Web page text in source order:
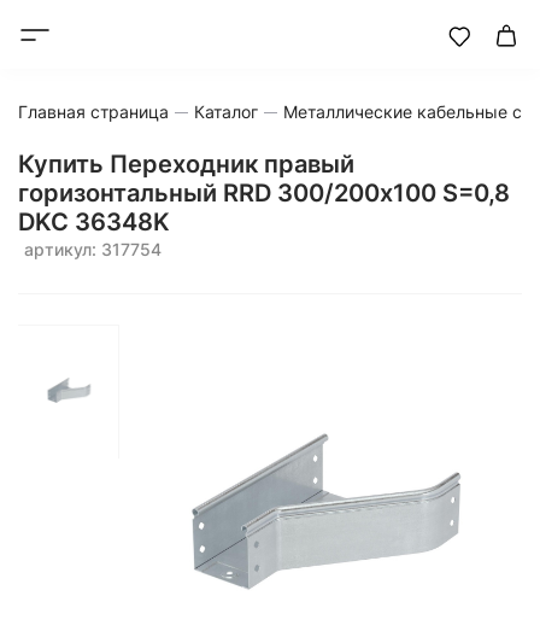
Главная страница Каталог Металлические кабельные
Купить Переходник правый
горизонтальный RRD 300/200х100 S=0,8
DKC 36348K
артикул: 317754